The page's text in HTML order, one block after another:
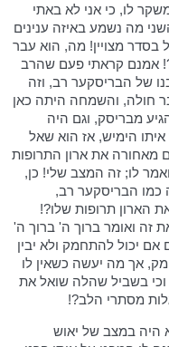
לו, כי אני לא באתי
מה נשמע באיזה ענינים
בסדר מצויין! מה, הוא עבר
אמנם קראתי פעם שהרב
של הבריסקער רב, וזה
חולה, והשמחה היתה כאן
מבריסק, וגם היה
הימיש, אז הוא שאל
מאחורה את ארון התרופות
לו; זה המצב שלי! כן,
כמו הבריסקער רב,
הארון תרופות שלו?!
זה ואומר ברוך ה' ברוך ה'
יכול להתחמק ולא יבין
אך מה יעשה כשאין לו
בשביל שהלה שואל את
מסתרי הלב?!
היה במצב של יאוש